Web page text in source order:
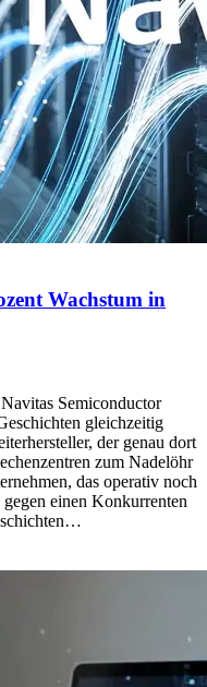
Wachstum in
Semiconductor
gleichzeitig
der genau dort
zum Nadelöhr
das operativ noch
einen Konkurrenten